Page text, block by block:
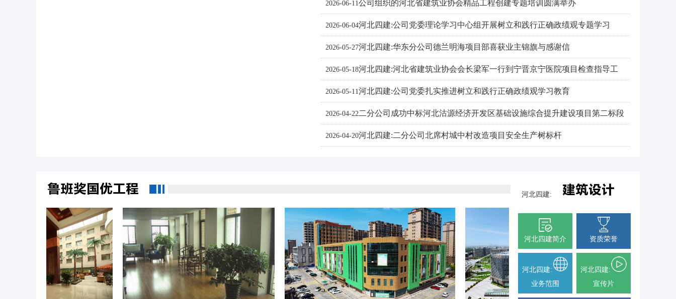
2026-06-11公司组织的河北省建筑业协会精品工程创建专题培训圆满举办
2026-06-04河北四建:公司党委理论学习中心组开展树立和践行正确政绩观专题学习
2026-05-27河北四建:华东分公司德兰明海项目部喜获业主锦旗与感谢信
2026-05-18河北四建:河北省建筑业协会会长梁军一行到宁晋京宁医院项目检查指导工
作
2026-05-11河北四建:公司党委扎实推进树立和践行正确政绩观学习教育
2026-04-22二分公司成功中标河北沽源经济开发区基础设施综合提升建设项目第二标段
2026-04-20河北四建:二分公司北席村城中村改造项目安全生产树标杆
河北四建:
河北四建简介 资质荣誉
河北四建:
业务范围
河北四建:
宣传片